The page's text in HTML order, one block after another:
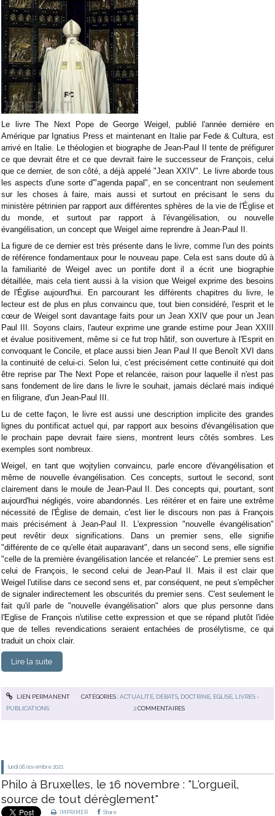
Le livre The Next Pope de George Weigel, publié l'année dernière en
Amérique par Ignatius Press et maintenant en Italie par Fede & Cultura, est
arrivé en Italie. Le théologien et biographe de Jean-Paul II tente de préfigurer
ce que devrait être et ce que devrait faire le successeur de François, celui
que ce dernier, de son côté, a déjà appelé "Jean XXIV". Le livre aborde tous
les aspects d'une sorte d'"agenda papal", en se concentrant non seulement
sur les choses à faire, mais aussi et surtout en précisant le sens du
ministère pétrinien par rapport aux différentes sphères de la vie de l'Église et
du monde, et surtout par rapport à l'évangélisation, ou nouvelle
évangélisation, un concept que Weigel aime reprendre à Jean-Paul II.
La figure de ce dernier est très présente dans le livre, comme l'un des points
de référence fondamentaux pour le nouveau pape. Cela est sans doute dû à
la familiarité de Weigel avec un pontife dont il a écrit une biographie
détaillée, mais cela tient aussi à la vision que Weigel exprime des besoins
de l'Église aujourd'hui. En parcourant les différents chapitres du livre, le
lecteur est de plus en plus convaincu que, tout bien considéré, l'esprit et le
cœur de Weigel sont davantage faits pour un Jean XXIV que pour un Jean
Paul III. Soyons clairs, l'auteur exprime une grande estime pour Jean XXIII
et évalue positivement, même si ce fut trop hâtif, son ouverture à l'Esprit en
convoquant le Concile, et place aussi bien Jean Paul II que Benoît XVI dans
la continuité de celui-ci. Selon lui, c'est précisément cette continuité qui doit
être reprise par The Next Pope et relancée, raison pour laquelle il n'est pas
sans fondement de lire dans le livre le souhait, jamais déclaré mais indiqué
en filigrane, d'un Jean-Paul III.
Lu de cette façon, le livre est aussi une description implicite des grandes
lignes du pontificat actuel qui, par rapport aux besoins d'évangélisation que
le prochain pape devrait faire siens, montrent leurs côtés sombres. Les
exemples sont nombreux.
Weigel, en tant que wojtylien convaincu, parle encore d'évangélisation et
même de nouvelle évangélisation. Ces concepts, surtout le second, sont
clairement dans le moule de Jean-Paul II. Des concepts qui, pourtant, sont
aujourd'hui négligés, voire abandonnés. Les réitérer et en faire une extrême
nécessité de l'Église de demain, c'est lier le discours non pas à François
mais précisément à Jean-Paul II. L'expression "nouvelle évangélisation"
peut revêtir deux significations. Dans un premier sens, elle signifie
"différente de ce qu'elle était auparavant", dans un second sens, elle signifie
"celle de la première évangélisation lancée et relancée". Le premier sens est
celui de François, le second celui de Jean-Paul II. Mais il est clair que
Weigel l'utilise dans ce second sens et, par conséquent, ne peut s'empêcher
de signaler indirectement les obscurités du premier sens. C'est seulement le
fait qu'il parle de "nouvelle évangélisation" alors que plus personne dans
l'Eglise de François n'utilise cette expression et que se répand plutôt l'idée
que de telles revendications seraient entachées de prosélytisme, ce qui
traduit un choix clair.
Lire la suite
LIEN PERMANENT CATÉGORIES :ACTUALITÉ, DÉBATS, DOCTRINE, EGLISE, LIVRES -
PUBLICATIONS
2 COMMENTAIRES
lundi 08 novembre 2021
Philo à Bruxelles, le 16 novembre : "L'orgueil,
source de tout dérèglement"
IMPRIMER Share